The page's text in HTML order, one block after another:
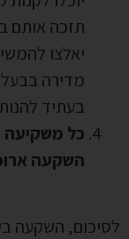
תזכה אותם
יאלצו
מדירה
בעתיד
כל
השקעה
לסיכום, השקעה